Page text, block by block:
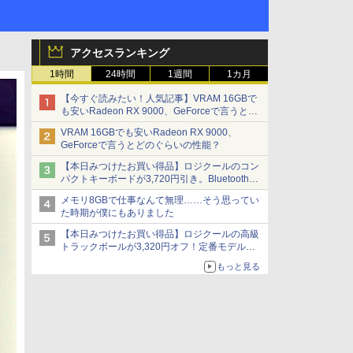
アクセスランキング
1時間 24時間 1週間 1カ月
【今すぐ読みたい！人気記事】VRAM 16GBで
も安いRadeon RX 9000、GeForceで言うとど
のぐらいの性能？ - PC Watch
VRAM 16GBでも安いRadeon RX 9000、
GeForceで言うとどのぐらいの性能？
【本日みつけたお買い得品】ロジクールのコン
パクトキーボードが3,720円引き。Bluetoothで3
台接続対応
メモリ8GBで仕事なんて無理……そう思ってい
た時期が僕にもありました
【本日みつけたお買い得品】ロジクールの高級
トラックボールが3,320円オフ！定番モデルも
もっと見る